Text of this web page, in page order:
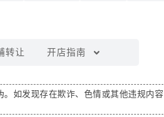
转让 开店指南
。如发现存在欺诈、色情或其他违规内容